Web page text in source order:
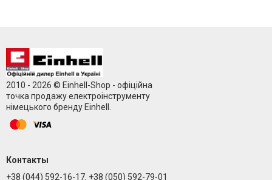
2010 - 2026 © Einhell-Shop - офіційна
точка продажу електроінструменту
німецького бренду Einhell.
Контакты
+38 (044) 592-16-17, +38 (050) 592-79-01